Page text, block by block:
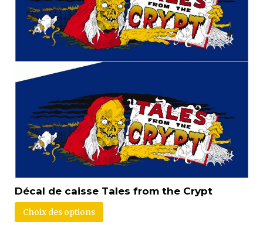
Décal de caisse Tales from the Crypt
Choix des options